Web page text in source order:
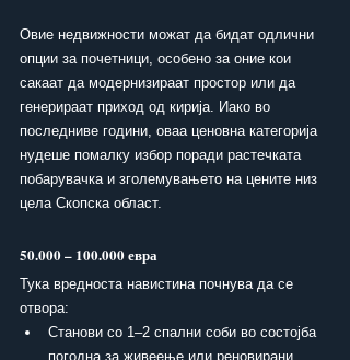
Овие недвижности можат да бидат одлични
опции за почетници, особено за оние кои
сакаат да модернизираат простор или да
генерираат приход од кирија. Иако во
последниве години, оваа ценовна категорија
нудеше помалку избор поради растечката
побарувачка и зголемувањето на цените низ
цела Скопска област.
50.000 – 100.000 евра
Тука вредноста навистина почнува да се
отвора:
Станови со 1–2 спални соби во состојба
погодна за живеење или реновирани.